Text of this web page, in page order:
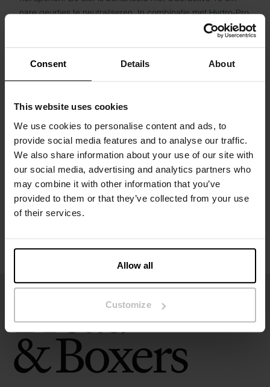
Consent Details About
This website uses cookies
We use cookies to personalise content and ads, to
provide social media features and to analyse our traffic.
We also share information about your use of our site with
our social media, advertising and analytics partners who
may combine it with other information that you’ve
provided to them or that they’ve collected from your use
of their services.
Allow all
Customize
nare geurtjes te neutraliseren. In combinatie met Hydro-Pro
technologie wordt vocht snel van de huid afgevoerd voor
Materiaal: 90% gerecycled polyester, 10% elastaan
Specificatie
Maatgids
Wasvoorschriften
Beoordelingen